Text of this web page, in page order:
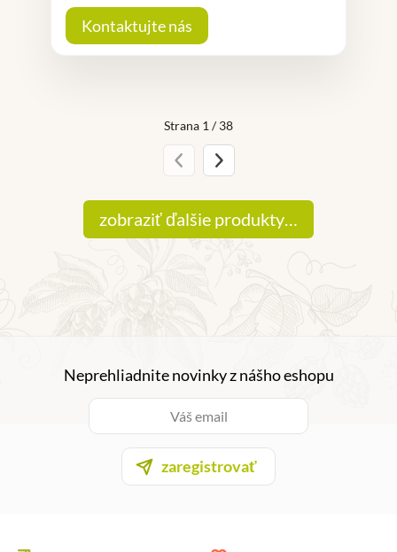
Kontaktujte nás
Strana 1 / 38
Predchádzajúca strana
zobraziť ďalšie produkty…
Neprehliadnite novinky z nášho eshopu
zaregistrovať